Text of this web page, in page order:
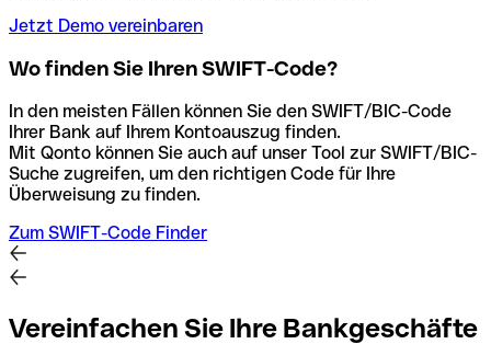
Jetzt Demo vereinbaren
Wo finden Sie Ihren SWIFT-Code?
In den meisten Fällen können Sie den SWIFT/BIC-Code
Ihrer Bank auf Ihrem Kontoauszug finden.
Mit Qonto können Sie auch auf unser Tool zur SWIFT/BIC-
Suche zugreifen, um den richtigen Code für Ihre
Überweisung zu finden.
Zum SWIFT-Code Finder
Vereinfachen Sie Ihre Bankgeschäfte